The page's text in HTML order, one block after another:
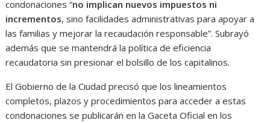
condonaciones “no implican nuevos impuestos ni
incrementos, sino facilidades administrativas para apoyar a
las familias y mejorar la recaudación responsable”. Subrayó
además que se mantendrá la política de eficiencia
recaudatoria sin presionar el bolsillo de los capitalinos.
El Gobierno de la Ciudad precisó que los lineamientos
completos, plazos y procedimientos para acceder a estas
condonaciones se publicarán en la Gaceta Oficial en los